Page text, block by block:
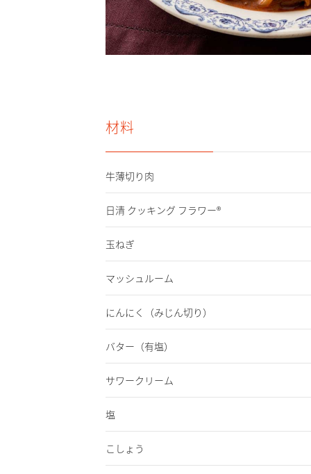
材料
牛薄切り肉
日清 クッキング フラワー®
玉ねぎ
マッシュルーム
にんにく （みじん切り）
バター （有塩）
サワークリーム
塩
こしょう